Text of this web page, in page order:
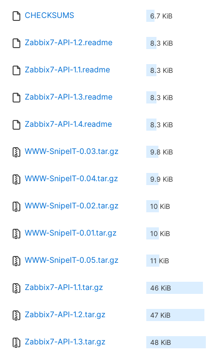
CHECKSUMS 6.7 KiB
Zabbix7-API-1.2.readme 8.3 KiB
Zabbix7-API-1.1.readme 8.3 KiB
Zabbix7-API-1.3.readme 8.3 KiB
Zabbix7-API-1.4.readme 8.3 KiB
WWW-SnipeIT-0.03.tar.gz 9.8 KiB
WWW-SnipeIT-0.04.tar.gz 9.9 KiB
WWW-SnipeIT-0.02.tar.gz 10 KiB
WWW-SnipeIT-0.01.tar.gz 10 KiB
WWW-SnipeIT-0.05.tar.gz 11 KiB
Zabbix7-API-1.1.tar.gz 46 KiB
Zabbix7-API-1.2.tar.gz 47 KiB
Zabbix7-API-1.3.tar.gz 48 KiB